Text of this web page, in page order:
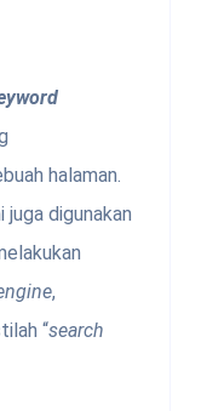
halaman.
digunakan
,
“search